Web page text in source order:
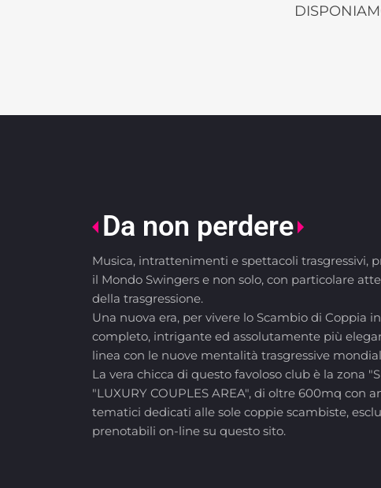
Da non perdere
Musica, intrattenimenti e spettacoli trasgressivi,
il Mondo Swingers e non solo, con particolare
della trasgressione.
Una nuova era, per vivere lo Scambio di Coppia
completo, intrigante ed assolutamente più
linea con le nuove mentalità trasgressive
La vera chicca di questo favoloso club è la zona
"LUXURY COUPLES AREA", di oltre 600mq con
tematici dedicati alle sole coppie scambiste,
prenotabili on-line su questo sito.